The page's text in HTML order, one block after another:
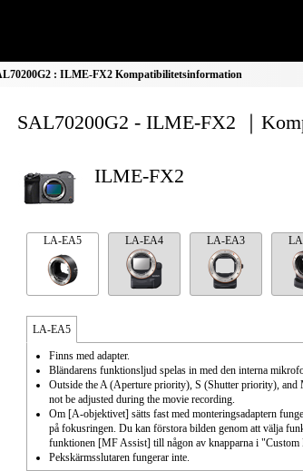
: ILME-FX2 Kompatibilitetsinformation
SAL70200G2 - ILME-FX2 ｜
ILME-FX2
LA-EA5 LA-EA4 LA-EA3
LA-EA5
Finns med adapter.
Bländarens funktionsljud spelas in med den interna
Outside the A (Aperture priority), S (Shutter priority), and
not be adjusted during the movie recording.
Om [A-objektivet] sätts fast med monteringsadaptern
på fokusringen. Du kan förstora bilden genom att välja
funktionen [MF Assist] till någon av knapparna i
Pekskärmsslutaren fungerar inte.